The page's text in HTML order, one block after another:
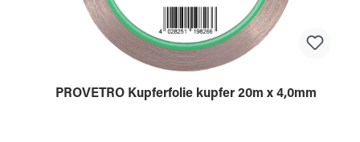
PROVETRO Kupferfolie kupfer 20m x 4,0mm